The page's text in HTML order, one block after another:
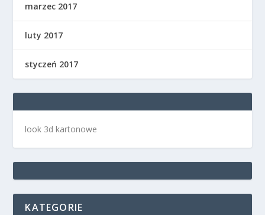
marzec 2017
luty 2017
styczeń 2017
look 3d kartonowe
KATEGORIE